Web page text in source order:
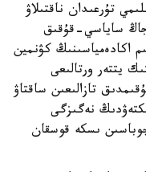
تۇرعىدان ناقتىلاۋ
شىڭجاڭ ساياسي-قۇقىق
اكادەمياسىنىڭ كۋنمين
يتتەر ورتالىعى
تازالىعىن ساقتاۋ
نەگىزگى
جوباسىن ىسكە قوسقان